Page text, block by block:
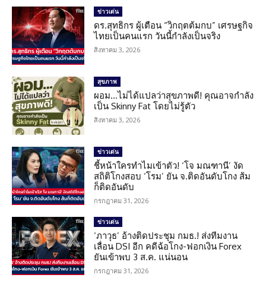
ข่าวเด่น
ดร.สุทธิกร ผู้เตือน “วิกฤตต้มกบ” เศรษฐกิจ
ไทยเป็นคนแรก วันนี้กำลังเป็นจริง
สิงหาคม 3, 2026
สุขภาพ
ผอม…ไม่ได้แปลว่าสุขภาพดี! คุณอาจกำลัง
เป็น Skinny Fat โดยไม่รู้ตัว
สิงหาคม 3, 2026
ข่าวเด่น
ชี้หน้าใครทำไมเข้าตัว! ‘โจ มณฑานี’ งัด
สถิติโกงสอบ ‘โรม’ ยัน จ.ติดอันดับโกง ส้ม
ก็ติดอันดับ
กรกฎาคม 31, 2026
ข่าวเด่น
‘ภาวุธ’ อ้างติดประชุม กมธ.! ส่งทีมงาน
เลื่อน DSI อีก คดีฉ้อโกง-ฟอกเงิน Forex
ยันเข้าพบ 3 ส.ค. แน่นอน
กรกฎาคม 31, 2026